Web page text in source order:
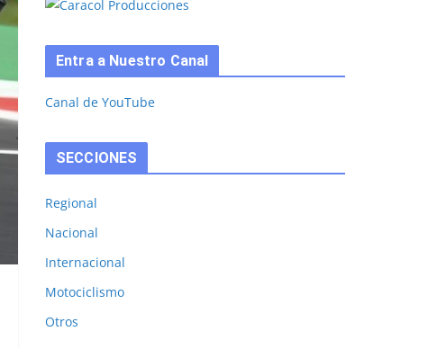
Entra a Nuestro Canal
Canal de YouTube
SECCIONES
Regional
Nacional
Internacional
Motociclismo
Otros